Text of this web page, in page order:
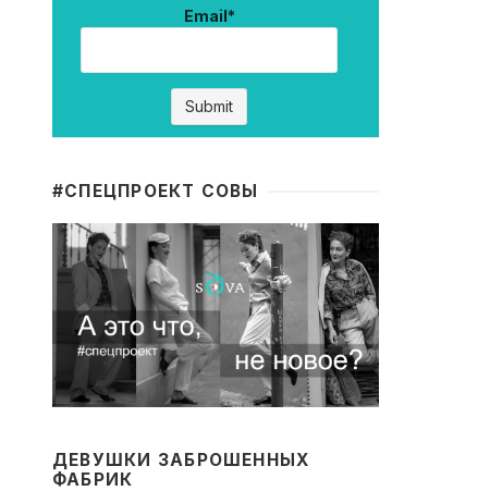
Email*
#CПЕЦПРОЕКТ СОВЫ
ДЕВУШКИ ЗАБРОШЕННЫХ
ФАБРИК